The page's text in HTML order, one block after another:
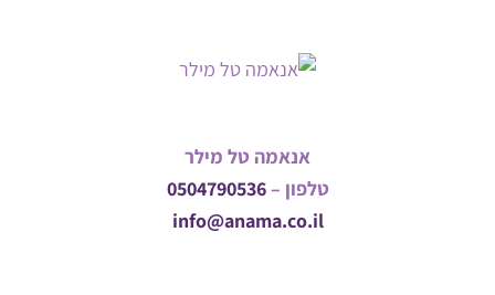
אנאמה טל מילר
טלפון –0504790536
info@anama.co.il